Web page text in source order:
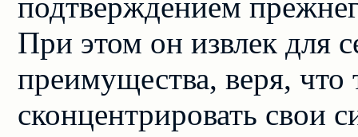
подтверждением
При этом он извлек для
преимущества, веря, что
сконцентрировать свои